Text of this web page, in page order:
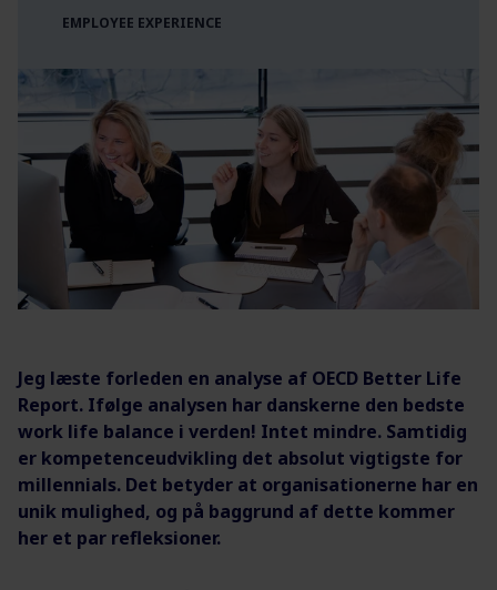
EMPLOYEE EXPERIENCE
Jeg læste forleden en analyse af OECD Better Life
Report. Ifølge analysen har danskerne den bedste
work life balance i verden! Intet mindre. Samtidig
er kompetenceudvikling det absolut vigtigste for
millennials. Det betyder at organisationerne har en
unik mulighed, og på baggrund af dette kommer
her et par refleksioner.